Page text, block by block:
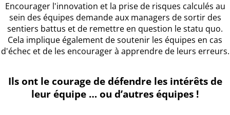
Encourager l'innovation et la prise de risques calculés au
sein des équipes demande aux managers de sortir des
sentiers battus et de remettre en question le statu quo.
Cela implique également de soutenir les équipes en cas
d'échec et de les encourager à apprendre de leurs erreurs.
Ils ont le courage de défendre les intérêts de
leur équipe … ou d’autres équipes !